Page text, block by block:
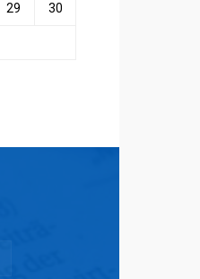
29 30